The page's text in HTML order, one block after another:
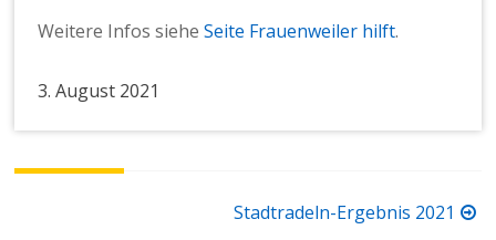
Weitere Infos sieheSeite Frauenweiler hilft.
3. August 2021
Stadtradeln-Ergebnis 2021